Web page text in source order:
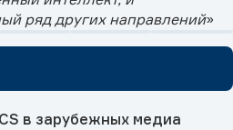
ряд других направлений»
в зарубежных медиа